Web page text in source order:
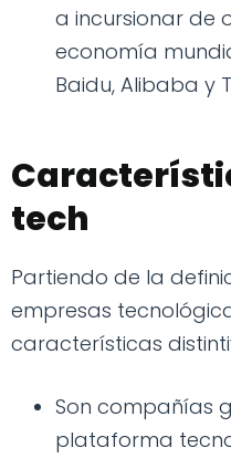
a incursionar de
economía
Baidu, Alibaba y
tech
Partiendo de la
empresas
características
Son compañías
plataforma